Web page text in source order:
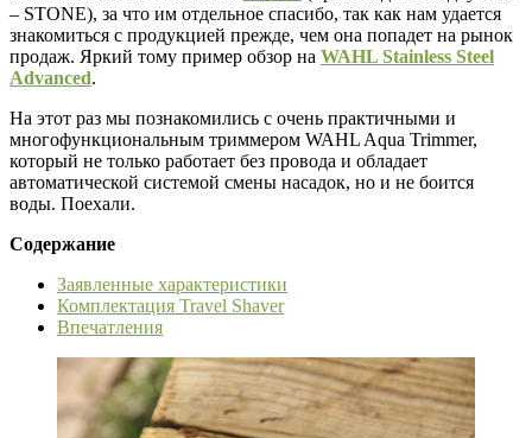
– STONE), за что им отдельное спасибо, так как нам удается
знакомиться с продукцией прежде, чем она попадет на рынок
продаж. Яркий тому пример обзор на WAHL Stainless Steel
Advanced.
На этот раз мы познакомились с очень практичными и
многофункциональным триммером WAHL Aqua Trimmer,
который не только работает без провода и обладает
автоматической системой смены насадок, но и не боится
воды. Поехали.
Содержание
Заявленные характеристики
Комплектация Travel Shaver
Впечатления